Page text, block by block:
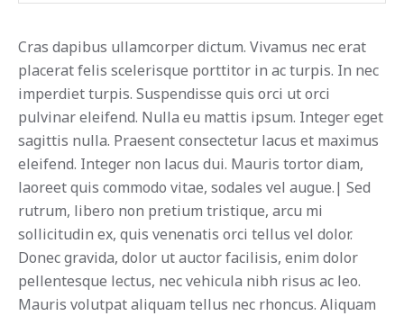
Cras dapibus ullamcorper dictum. Vivamus nec erat
placerat felis scelerisque porttitor in ac turpis. In nec
imperdiet turpis. Suspendisse quis orci ut orci
pulvinar eleifend. Nulla eu mattis ipsum. Integer eget
sagittis nulla. Praesent consectetur lacus et maximus
eleifend. Integer non lacus dui. Mauris tortor diam,
laoreet quis commodo vitae, sodales vel augue.| Sed
rutrum, libero non pretium tristique, arcu mi
sollicitudin ex, quis venenatis orci tellus vel dolor.
Donec gravida, dolor ut auctor facilisis, enim dolor
pellentesque lectus, nec vehicula nibh risus ac leo.
Mauris volutpat aliquam tellus nec rhoncus. Aliquam